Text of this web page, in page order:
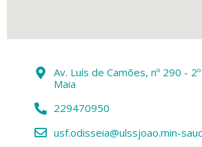
Av. Luís de Camões, nº 290 -
Maia
229470950
usf.odisseia@ulssjoao.min-